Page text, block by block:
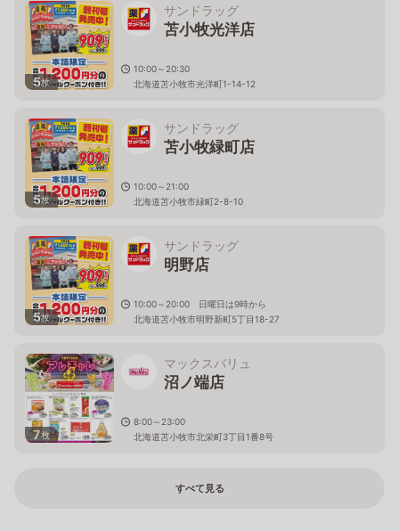
5枚
サンドラッグ
苫小牧光洋店
10:00～20:30
北海道苫小牧市光洋町1-14-12
5枚
サンドラッグ
苫小牧緑町店
10:00～21:00
北海道苫小牧市緑町2-8-10
5枚
サンドラッグ
明野店
10:00～20:00 日曜日は9時から
北海道苫小牧市明野新町5丁目18-27
7枚
マックスバリュ
沼ノ端店
8:00～23:00
北海道苫小牧市北栄町3丁目1番8号
すべて見る